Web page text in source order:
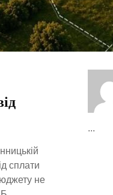
сплати
не
...